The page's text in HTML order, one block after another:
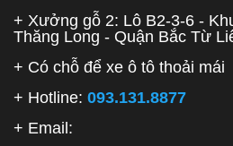
+ Xưởng gỗ 2: Lô B2-3-6 -
Thăng Long - Quận Bắc Từ
+ Có chỗ để xe ô tô thoải mái
+ Hotline: 093.131.8877
+ Email: